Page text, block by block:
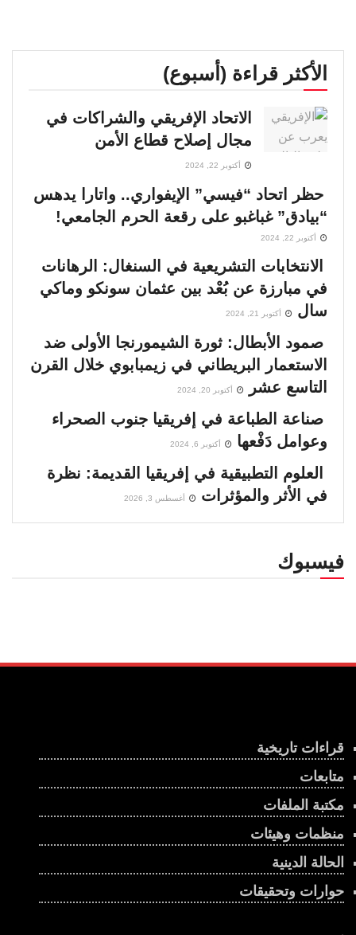
الأكثر قراءة (أسبوع)
الاتحاد الإفريقي والشراكات في
مجال إصلاح قطاع الأمن
أكتوبر 22, 2024
حظر اتحاد “فيسي” الإيفواري.. واتارا يدهس
“بيادق” غباغبو على رقعة الحرم الجامعي!
أكتوبر 22, 2024
الانتخابات التشريعية في السنغال: الرهانات
في مبارزة عن بُعْد بين عثمان سونكو وماكي
سال
أكتوبر 21, 2024
صمود الأبطال: ثورة الشيمورنجا الأولى ضد
الاستعمار البريطاني في زيمبابوي خلال القرن
التاسع عشر
أكتوبر 20, 2024
صناعة الطباعة في إفريقيا جنوب الصحراء
وعوامل دَفْعها
أكتوبر 6, 2024
العلوم التطبيقية في إفريقيا القديمة: نظرة
في الأثر والمؤثرات
أغسطس 3, 2026
فيسبوك
قراءات تاريخية
متابعات
مكتبة الملفات
منظمات وهيئات
الحالة الدينية
حوارات وتحقيقات